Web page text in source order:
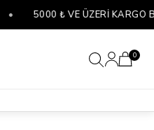
5000 ₺ VE ÜZERİ KARGO
0